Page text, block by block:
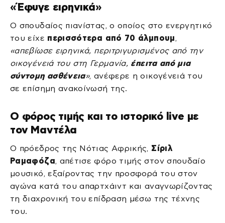
«Έφυγε ειρηνικά»
Ο σπουδαίος πιανίστας, ο οποίος στο ενεργητικό
του είχε περισσότερα από 70 άλμπουμ,
«απεβίωσε ειρηνικά, περιτριγυρισμένος από την
οικογένειά του στη Γερμανία, έπειτα από μια
σύντομη ασθένεια», ανέφερε η οικογένειά του
σε επίσημη ανακοίνωσή της.
Ο φόρος τιμής και το ιστορικό live με
τον Μαντέλα
Ο πρόεδρος της Νότιας Αφρικής, Σίριλ
Ραμαφόζα, απέτισε φόρο τιμής στον σπουδαίο
μουσικό, εξαίροντας την προσφορά του στον
αγώνα κατά του απαρτχάιντ και αναγνωρίζοντας
τη διαχρονική του επίδραση μέσω της τέχνης
του.